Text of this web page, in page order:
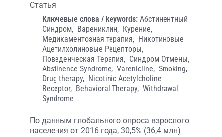
Статья
Ключевые слова / keywords: Абстинентный
Синдром, Варениклин, Курение,
Медикаментозная терапия, Никотиновые
Ацетилхолиновые Рецепторы,
Поведенческая Терапия, Синдром Отмены,
Abstinence Syndrome, Varenicline, Smoking,
Drug therapy, Nicotinic Acetylcholine
Receptor, Behavioral Therapy, Withdrawal
Syndrome
По данным глобального опроса взрослого
населения от 2016 года, 30,5% (36,4 млн)